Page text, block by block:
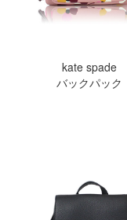
kate spade
バックパック